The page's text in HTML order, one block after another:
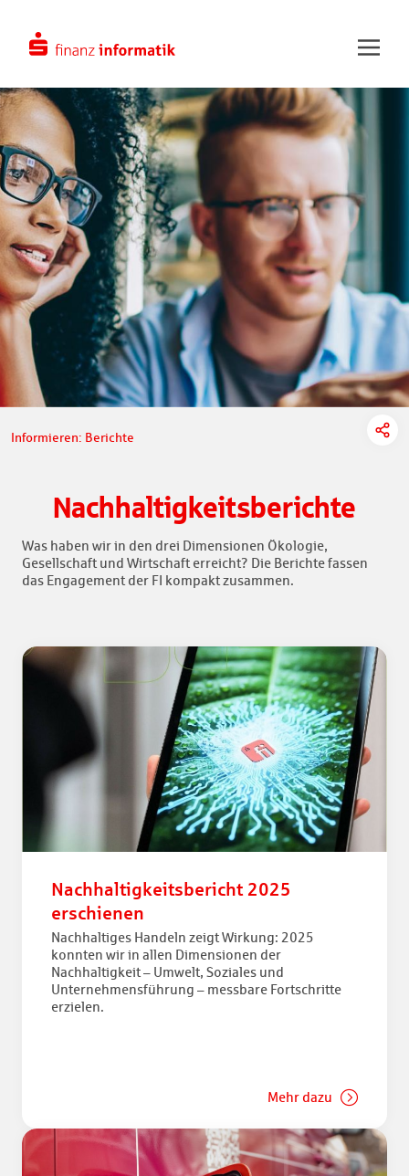
Informieren: Berichte
Nachhaltigkeitsberichte
Was haben wir in den drei Dimensionen Ökologie,
Gesellschaft und Wirtschaft erreicht? Die Berichte fassen
das Engagement der FI kompakt zusammen.
Nachhaltigkeitsbericht 2025
erschienen
Nachhaltiges Handeln zeigt Wirkung: 2025
konnten wir in allen Dimensionen der
Nachhaltigkeit – Umwelt, Soziales und
Unternehmensführung – messbare Fortschritte
erzielen.
Mehr dazu